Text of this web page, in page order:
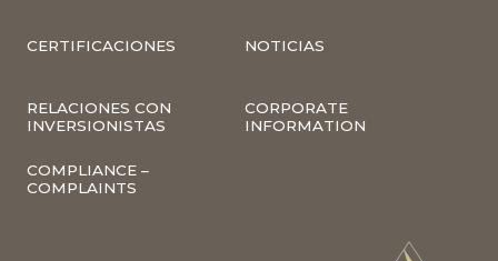
CERTIFICACIONES NOTICIAS
RELACIONES CON
INVERSIONISTAS
CORPORATE
INFORMATION
COMPLIANCE –
COMPLAINTS